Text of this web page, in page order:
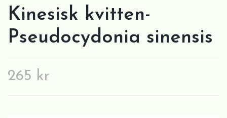
Kinesisk kvitten-
Pseudocydonia sinensis
265 kr